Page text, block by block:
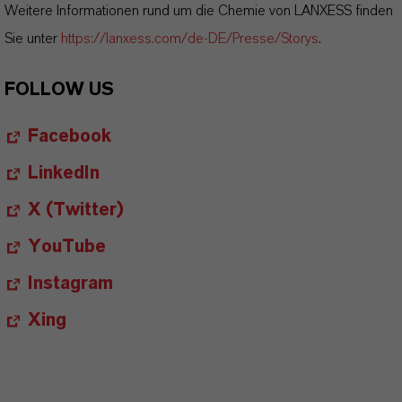
Weitere Informationen rund um die Chemie von LANXESS finden
Sie unter https://lanxess.com/de-DE/Presse/Storys.
FOLLOW US
Facebook
LinkedIn
X (Twitter)
YouTube
Instagram
Xing